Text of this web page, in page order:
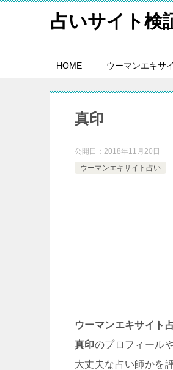
占いサイト検
HOME ウーマンエキサ
真印
公開日： 2018年11月20日
ウーマンエキサイト占い
ウーマンエキサイト
真印のプロフィール
大丈夫な占い師かを